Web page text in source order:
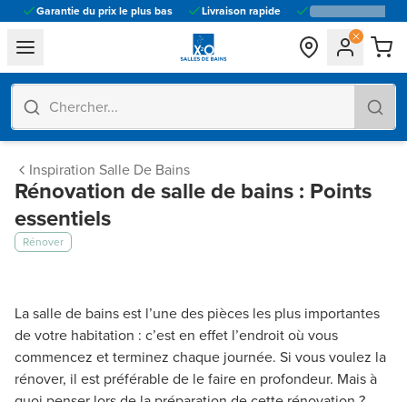
Garantie du prix le plus bas Livraison rapide
general.navigation.toggle_menu.label
Inspiration Salle De Bains
Rénovation de salle de bains : Points
essentiels
Rénover
La salle de bains est l’une des pièces les plus importantes
de votre habitation : c’est en effet l’endroit où vous
commencez et terminez chaque journée. Si vous voulez la
rénover, il est préférable de le faire en profondeur. Mais à